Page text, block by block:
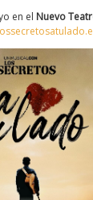
en el Nuevo